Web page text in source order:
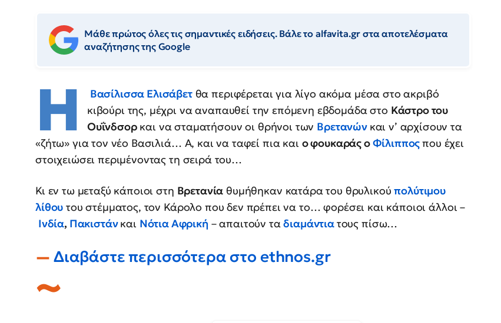
Μάθε πρώτος όλες τις σημαντικές ειδήσεις. Βάλε το alfavita.gr στα αποτελέσματα
αναζήτησης της Google
Η Βασίλισσα Ελισάβετθα περιφέρεται για λίγο ακόμα μέσα στο ακριβό
κιβούρι της, μέχρι να αναπαυθεί την επόμενη εβδομάδα στο Κάστρο του
Ουΐνδσορκαι να σταματήσουν οι θρήνοι των Βρετανών και ν’ αρχίσουν τα
«ζήτω» για τον νέο Βασιλιά… Α, και να ταφεί πια και ο φουκαράς οΦίλιπποςπου έχει
στοιχειώσει περιμένοντας τη σειρά του…
Κι εν τω μεταξύ κάποιοι στη Βρετανία θυμήθηκαν κατάρα του θρυλικούπολύτιμου
λίθου του στέμματος, τον Κάρολο που δεν πρέπει να το… φορέσει και κάποιοι άλλοι –
Ινδία, Πακιστάνκαι Νότια Αφρική – απαιτούν ταδιαμάντιατους πίσω…
Διαβάστε περισσότερα στο ethnos.gr